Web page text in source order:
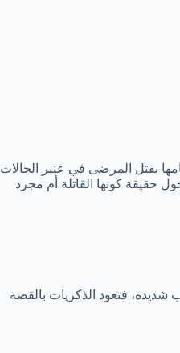
اتهامها بقتل المرضى في عنبر الحالات
حقيقة كونها القاتلة أم مجرد
فتعود الذكريات بالقصة